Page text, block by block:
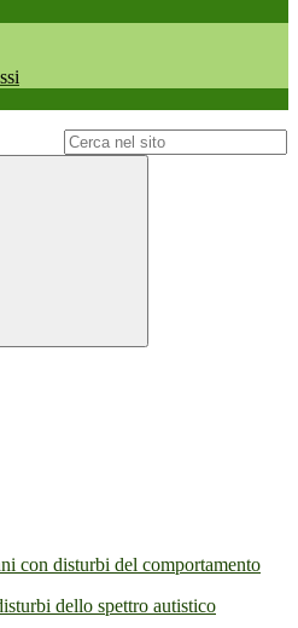
con disturbi del comportamento
dello spettro autistico